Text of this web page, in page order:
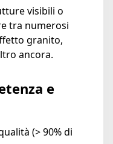
visibili o
tra numerosi
granito,
ancora.
e
(> 90% di